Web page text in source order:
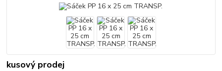
kusový prodej